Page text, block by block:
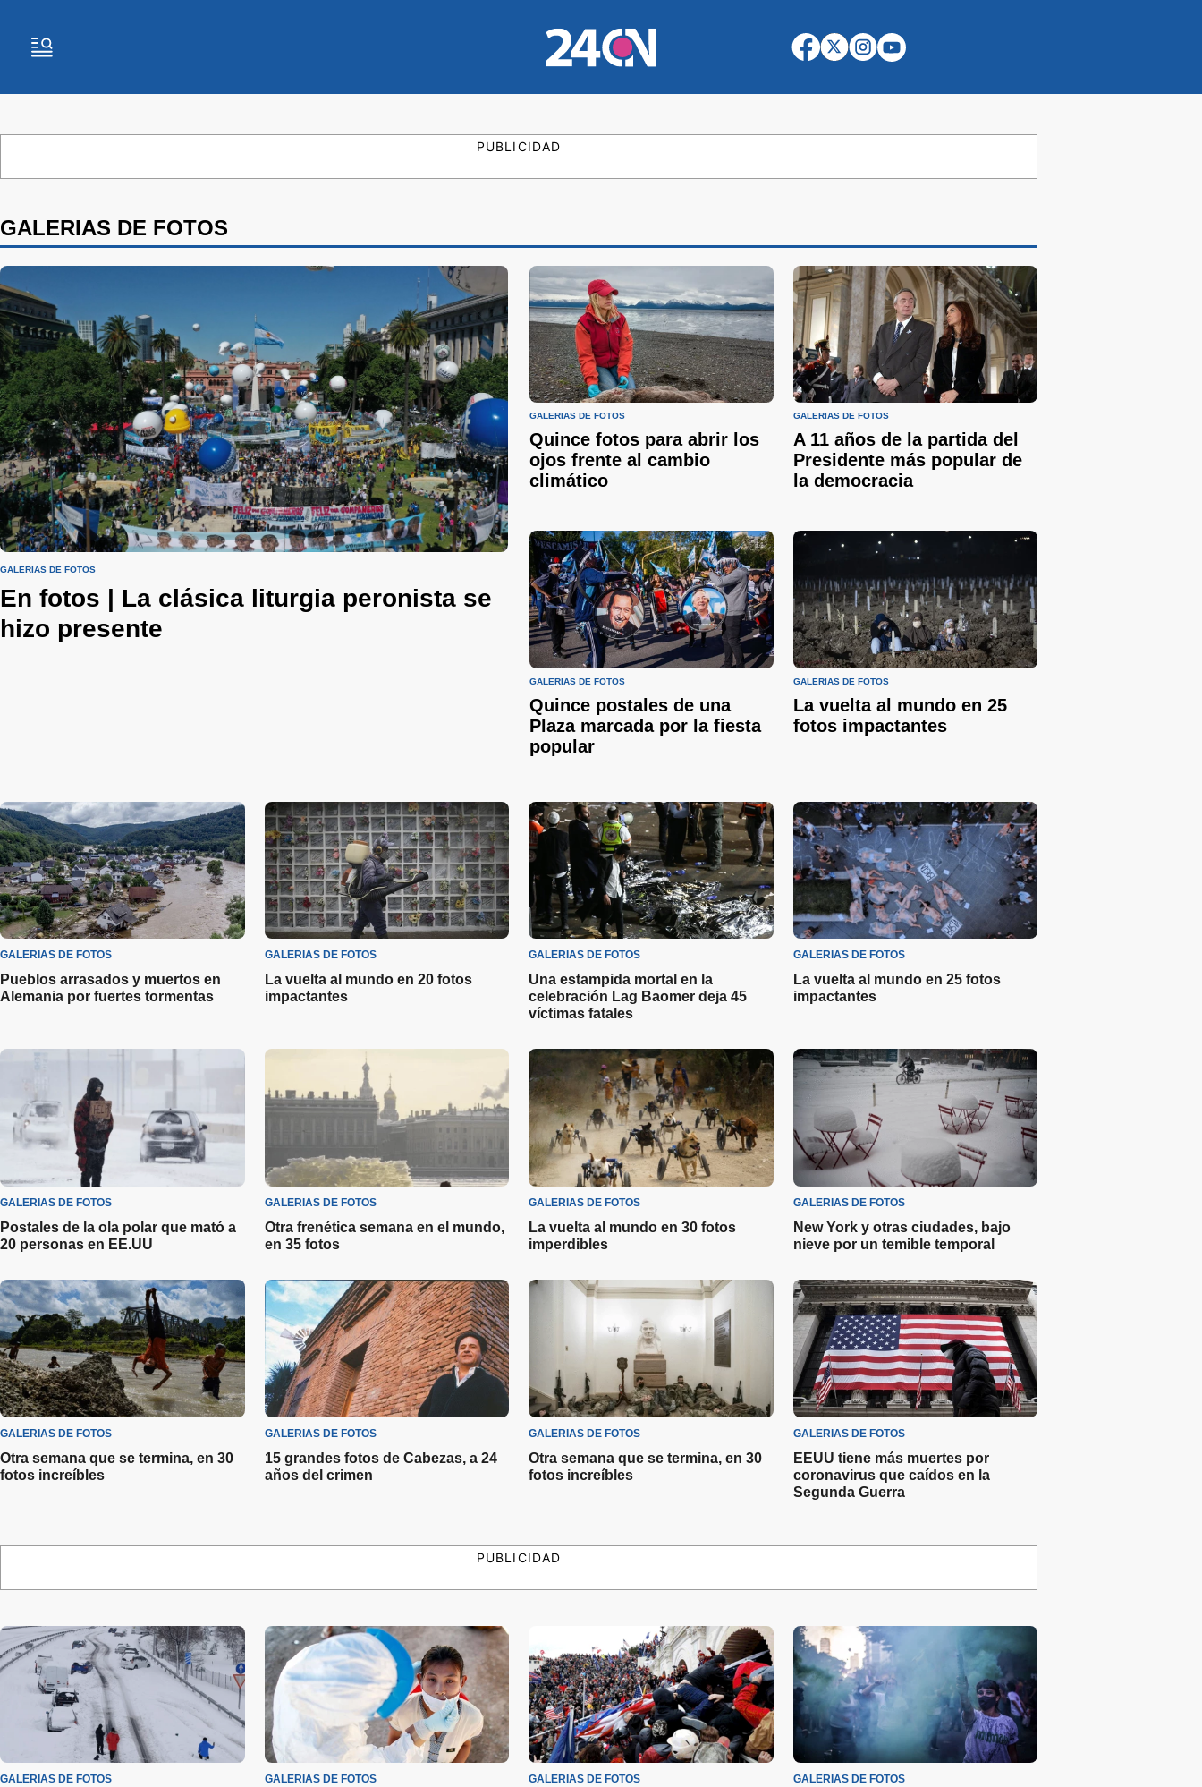
PUBLICIDAD
GALERIAS DE FOTOS
GALERIAS DE FOTOS
En fotos | La clásica liturgia peronista se
hizo presente
GALERIAS DE FOTOS
Quince fotos para abrir los
ojos frente al cambio
climático
GALERIAS DE FOTOS
A 11 años de la partida del
Presidente más popular de
la democracia
GALERIAS DE FOTOS
Quince postales de una
Plaza marcada por la fiesta
popular
GALERIAS DE FOTOS
La vuelta al mundo en 25
fotos impactantes
GALERIAS DE FOTOS
Pueblos arrasados y muertos en
Alemania por fuertes tormentas
GALERIAS DE FOTOS
La vuelta al mundo en 20 fotos
impactantes
GALERIAS DE FOTOS
Una estampida mortal en la
celebración Lag Baomer deja 45
víctimas fatales
GALERIAS DE FOTOS
La vuelta al mundo en 25 fotos
impactantes
GALERIAS DE FOTOS
Postales de la ola polar que mató a
20 personas en EE.UU
GALERIAS DE FOTOS
Otra frenética semana en el mundo,
en 35 fotos
GALERIAS DE FOTOS
La vuelta al mundo en 30 fotos
imperdibles
GALERIAS DE FOTOS
New York y otras ciudades, bajo
nieve por un temible temporal
GALERIAS DE FOTOS
Otra semana que se termina, en 30
fotos increíbles
GALERIAS DE FOTOS
15 grandes fotos de Cabezas, a 24
años del crimen
GALERIAS DE FOTOS
Otra semana que se termina, en 30
fotos increíbles
GALERIAS DE FOTOS
EEUU tiene más muertes por
coronavirus que caídos en la
Segunda Guerra
PUBLICIDAD
GALERIAS DE FOTOS GALERIAS DE FOTOS GALERIAS DE FOTOS GALERIAS DE FOTOS